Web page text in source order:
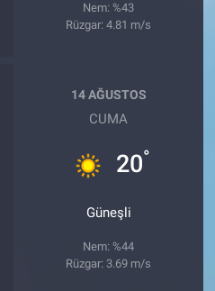
Nem: %43
Rüzgar: 4.81 m/s
14 AĞUSTOS
CUMA
20°
Güneşli
Nem: %44
Rüzgar: 3.69 m/s